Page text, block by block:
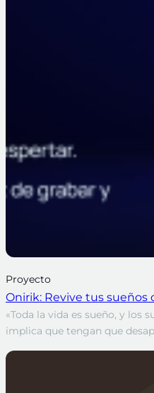
Proyecto
Onirik: Revive tus sueños
«Toda la vida es sueño, y los
implica que tengan que